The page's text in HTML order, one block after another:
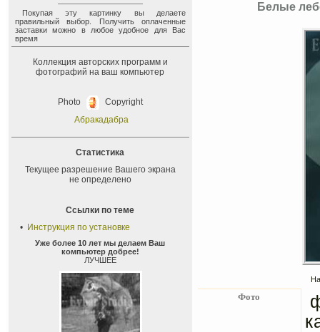
Покупая эту картинку вы делаете
правильный выбор. Получить оплаченные
заставки можно в любое удобное для Вас
время
Коллекция авторских программ и
фотографий на ваш компьютер
Photo
Copyright
Абракадабра
Статистика
Текущее разрешение Вашего экрана
не определено
Ссылки по теме
• Инструкция по установке
Уже более 10 лет мы делаем Ваш
компьютер добрее!
ЛУЧШЕЕ
Белые
Фото